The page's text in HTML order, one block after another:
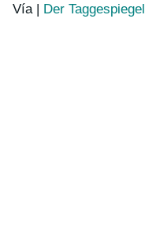
Vía | Der Taggespiegel